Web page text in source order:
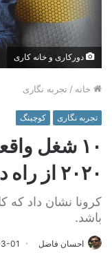
دورکاری و خانه کاری
خانه / تجربه نگاری
تجربه نگاری کوچینگ
۱۰ شغل
۲۰۲۰ از راه دور انجام داد
کرونا نشان داد که
باشد.
احسان فاضل 01